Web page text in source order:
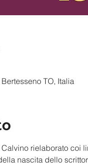
TO, Italia
rielaborato coi
nascita dello